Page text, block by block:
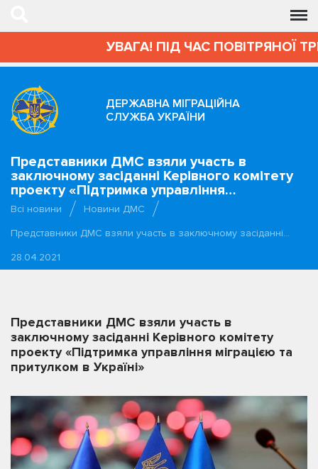
УВАГА! ПІД ЧАС ПОВІТРЯНОЇ
ДЕРЖАВНА МІГРАЦІЙНА
СЛУЖБА УКРАЇНИ
Представники ДМС взяли участь в
заключному засіданні Керівного комітету
проекту «Підтримка управління…
Всі новини
Новини ДМС
Представники ДМС взяли участь в заключному засіданні…
28.04.2021
Представники ДМС взяли участь в
заключному засіданні Керівного комітету
проекту «Підтримка управління міграцією та
притулком в Україні»